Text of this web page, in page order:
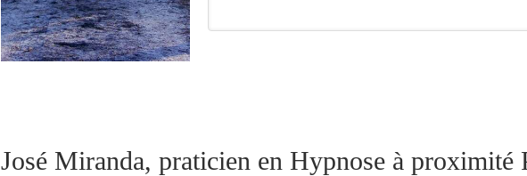
José Miranda, praticien en Hypnose à proximité